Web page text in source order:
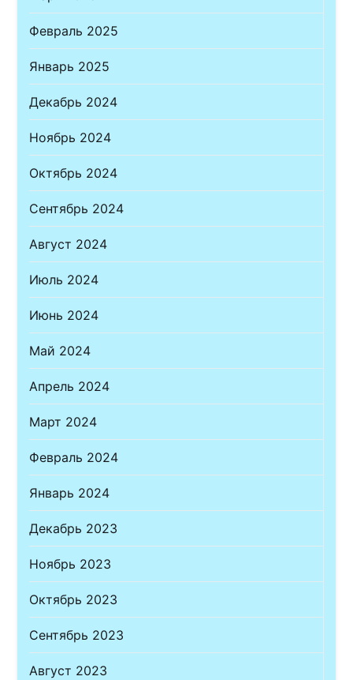
Февраль 2025
Январь 2025
Декабрь 2024
Ноябрь 2024
Октябрь 2024
Сентябрь 2024
Август 2024
Июль 2024
Июнь 2024
Май 2024
Апрель 2024
Март 2024
Февраль 2024
Январь 2024
Декабрь 2023
Ноябрь 2023
Октябрь 2023
Сентябрь 2023
Август 2023